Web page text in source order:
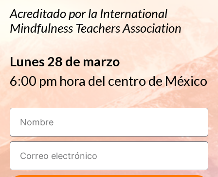
Acreditado por la International
Mindfulness Teachers Association
Lunes 28 de marzo
6:00 pm hora del centro de México